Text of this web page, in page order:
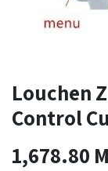
Louchen
Control
1,678.80